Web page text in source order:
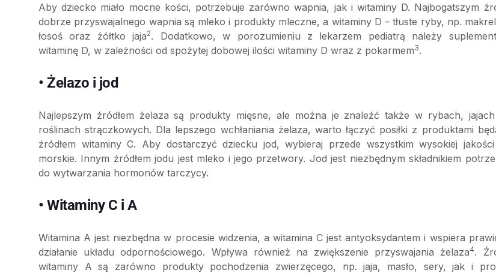
Aby dziecko miało mocne kości, potrzebuje zarówno wapnia, jak i witaminy D. Najbogatszym
dobrze przyswajalnego wapnia są mleko i produkty mleczne, a witaminy D – tłuste ryby, np.
łosoś oraz żółtko jaja2. Dodatkowo, w porozumieniu z lekarzem pediatrą należy
witaminę D, w zależności od spożytej dobowej ilości witaminy D wraz z pokarmem3.
• Żelazo i jod
Najlepszym źródłem żelaza są produkty mięsne, ale można je znaleźć także w rybach,
roślinach strączkowych. Dla lepszego wchłaniania żelaza, warto łączyć posiłki z produktami
źródłem witaminy C. Aby dostarczyć dziecku jod, wybieraj przede wszystkim wysokiej
morskie. Innym źródłem jodu jest mleko i jego przetwory. Jod jest niezbędnym składnikiem
do wytwarzania hormonów tarczycy.
• Witaminy C i A
Witamina A jest niezbędna w procesie widzenia, a witamina C jest antyoksydantem i wspiera
działanie układu odpornościowego. Wpływa również na zwiększenie przyswajania żelaza4.
witaminy A są zarówno produkty pochodzenia zwierzęcego, np. jaja, masło, sery, jak i